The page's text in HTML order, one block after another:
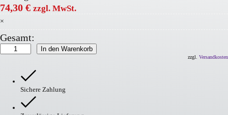
74,30 € zzgl. MwSt.
×
Gesamt:
BLACK
BULL
Wandschutzbügel
Menge
In den Warenkorb
zzgl. Versandkosten
Sichere Zahlung